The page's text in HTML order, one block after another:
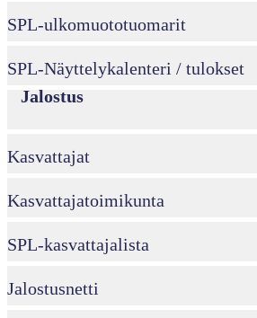
SPL-ulkomuototuomarit
SPL-Näyttelykalenteri / tulokset
Jalostus
Kasvattajat
Kasvattajatoimikunta
SPL-kasvattajalista
Jalostusnetti